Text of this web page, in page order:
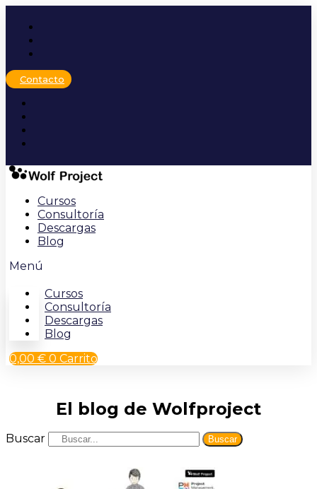
contenido
Contacto
Cursos
Consultoría
Descargas
Blog
Menú
Cursos
Consultoría
Descargas
Blog
0,00 € 0 Carrito
El blog de Wolfproject
Buscar Buscar